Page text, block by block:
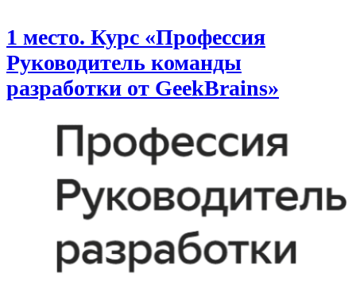
1 место. Курс «Профессия
Руководитель команды
разработки от GeekBrains»